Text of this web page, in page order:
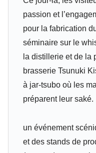
passion et
pour la fabrication
séminaire sur le
la distillerie et de la
brasserie Tsunuki
à jar-tsubo où les
préparent leur saké.
un événement
et des stands de